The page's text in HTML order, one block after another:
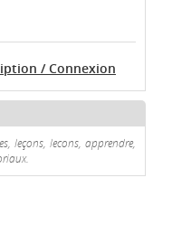
/ Connexion
leçons, lecons, apprendre,